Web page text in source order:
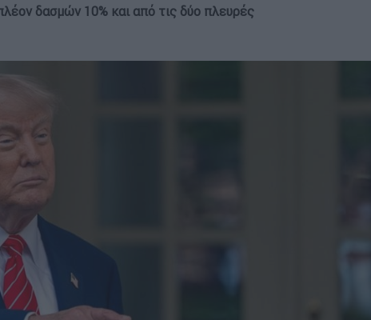
δασμών 10% και από τις δύο πλευρές